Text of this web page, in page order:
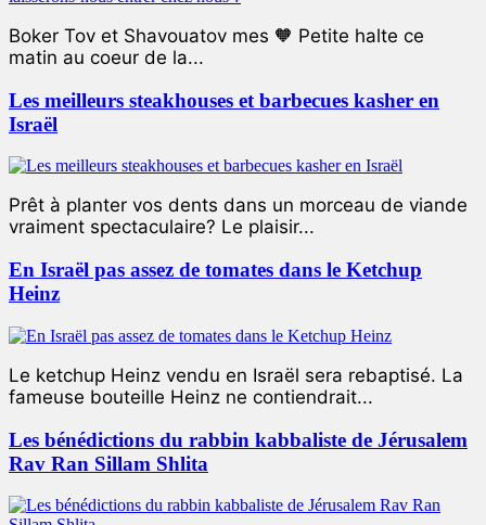
Boker Tov et Shavouatov mes 🧡 Petite halte ce
matin au coeur de la...
Les meilleurs steakhouses et barbecues kasher en
Israël
Prêt à planter vos dents dans un morceau de viande
vraiment spectaculaire? Le plaisir...
En Israël pas assez de tomates dans le Ketchup
Heinz
Le ketchup Heinz vendu en Israël sera rebaptisé. La
fameuse bouteille Heinz ne contiendrait...
Les bénédictions du rabbin kabbaliste de Jérusalem
Rav Ran Sillam Shlita